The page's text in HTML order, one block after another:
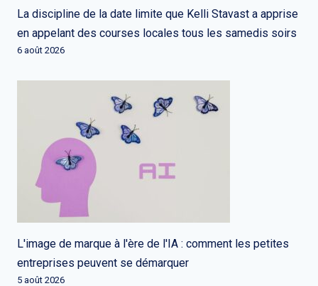
La discipline de la date limite que Kelli Stavast a apprise
en appelant des courses locales tous les samedis soirs
6 août 2026
L'image de marque à l'ère de l'IA : comment les petites
entreprises peuvent se démarquer
5 août 2026